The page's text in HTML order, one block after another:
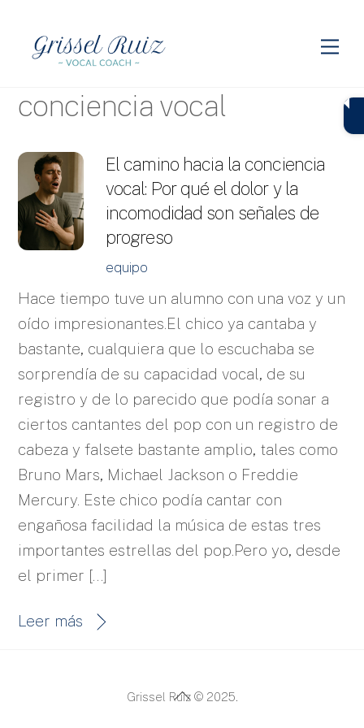
content
conciencia vocal
El camino hacia la conciencia
vocal: Por qué el dolor y la
incomodidad son señales de
progreso
equipo
Hace tiempo tuve un alumno con una voz y un
oído impresionantes.El chico ya cantaba y
bastante, cualquiera que lo escuchaba se
sorprendía de su capacidad vocal, de su
registro y de lo parecido que podía sonar a
ciertos cantantes del pop con un registro de
cabeza y falsete bastante amplio, tales como
Bruno Mars, Michael Jackson o Freddie
Mercury. Este chico podía cantar con
engañosa facilidad la música de estas tres
importantes estrellas del pop.Pero yo, desde
el primer […]
Leer más
Back
Grissel Ruiz © 2025.